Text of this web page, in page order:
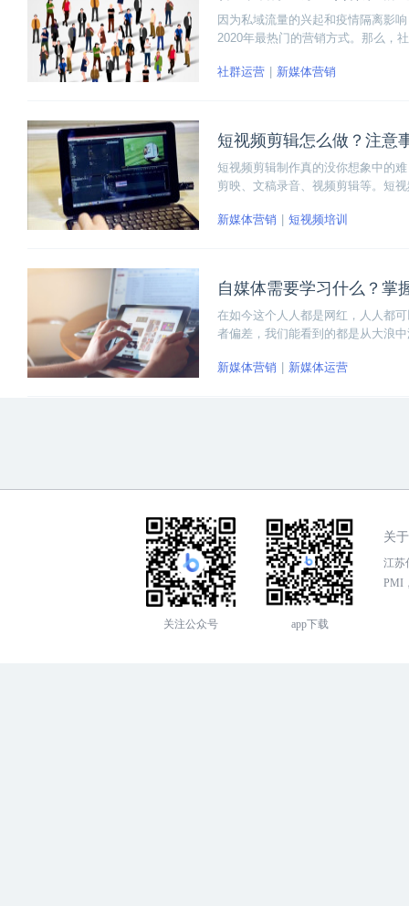
因为私域流量的兴起和疫情隔离影
2020年最热门的营销方式。那么，
社群运营
新媒体营销
短视频剪辑怎么做？注意
短视频剪辑制作真的没你想象中的
剪映、文稿录音、视频剪辑等。短
新媒体营销
短视频培训
自媒体需要学习什么？掌
在如今这个人人都是网红，人人都
者偏差，我们能看到的都是从大浪
新媒体营销
新媒体运营
关注公众号 app下载
关
江苏
PMI